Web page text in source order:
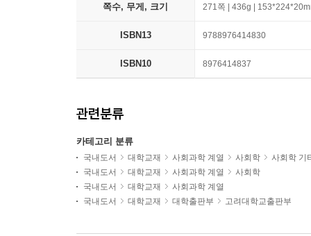
쪽수, 무게, 크기 271쪽 | 436g |
ISBN13 9788976414830
ISBN10 8976414837
관련분류
카테고리 분류
국내도서 대학교재 사회과학 계열 사회학
사회학 기
국내도서
대학교재 사회과학 계열
사회학
국내도서
대학교재
사회과학 계열
국내도서
대학교재 대학출판부 고려대학교출판부